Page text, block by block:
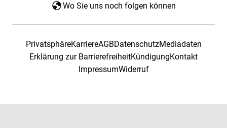
Wo Sie uns noch folgen können
PrivatsphäreKarriereAGBDatenschutzMediadaten
Erklärung zur BarrierefreiheitKündigungKontakt
ImpressumWiderruf